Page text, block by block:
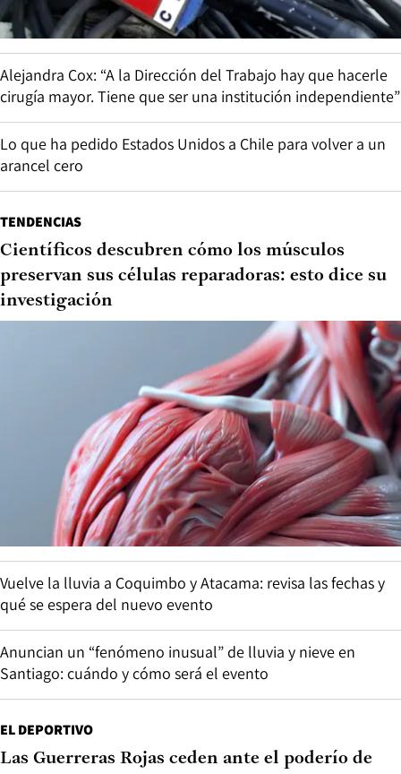
Alejandra Cox: “A la Dirección del Trabajo hay que hacerle
cirugía mayor. Tiene que ser una institución independiente”
Lo que ha pedido Estados Unidos a Chile para volver a un
arancel cero
TENDENCIAS
Científicos descubren cómo los músculos
preservan sus células reparadoras: esto dice su
investigación
Vuelve la lluvia a Coquimbo y Atacama: revisa las fechas y
qué se espera del nuevo evento
Anuncian un “fenómeno inusual” de lluvia y nieve en
Santiago: cuándo y cómo será el evento
EL DEPORTIVO
Las Guerreras Rojas ceden ante el poderío de